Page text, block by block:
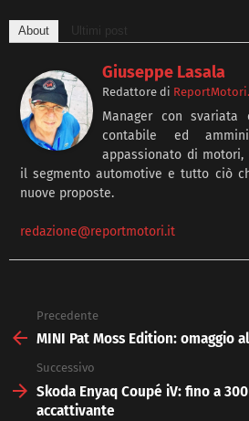
About Ultimi post
Giuseppe Lasala
Redattore di
Manager con svariata
contabile ed
appassionato di motori,
il segmento automotive e tutto ciò
nuove proposte.
redazione@reportmotori.it
more
Precedente
MINI Pat Moss Edition: omaggio
Successivo
Skoda Enyaq Coupé iV: fino a
accattivante